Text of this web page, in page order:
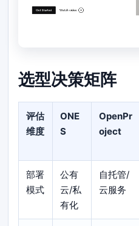
选型决策矩阵
评估
维度
ONE
S
OpenPr
oject
部署
模式
公有
云/私
有化
自托管/
云服务